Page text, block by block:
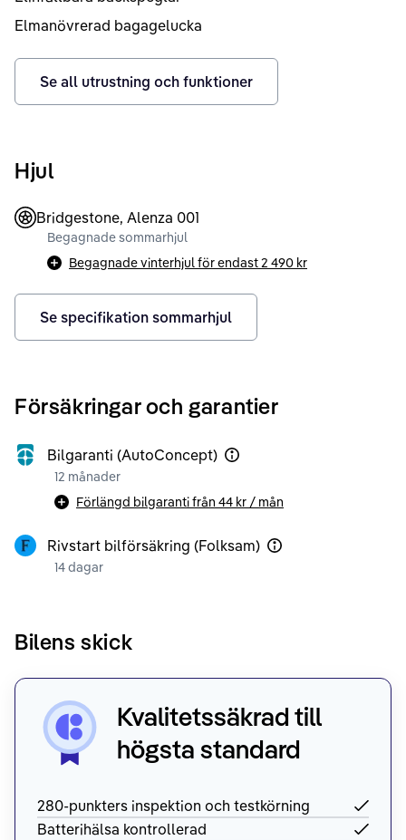
Elmanövrerad bagagelucka
Se all utrustning och funktioner
Hjul
Bridgestone, Alenza 001
Begagnade sommarhjul
Begagnade vinterhjul för endast2 490 kr
Se specifikation sommarhjul
Försäkringar och garantier
Bilgaranti (AutoConcept)
12 månader
Förlängd bilgaranti från 44 kr / mån
Rivstart bilförsäkring (Folksam)
14 dagar
Bilens skick
Kvalitetssäkrad till
högsta standard
280-punkters inspektion och testkörning
Batterihälsa kontrollerad